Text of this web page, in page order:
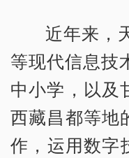
近年来，
等现代信息技
中小学，以及
西藏昌都等地
作，运用数字